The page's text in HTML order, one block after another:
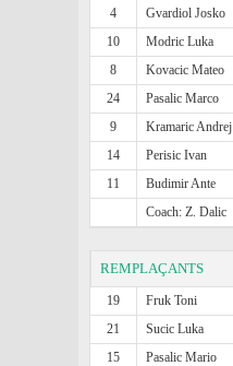
4
Gvardiol Josko
10
Modric Luka
8
Kovacic Mateo
24
Pasalic Marco
9
Kramaric Andrej
14
Perisic Ivan
11
Budimir Ante
Coach: Z. Dalic
REMPLAÇANTS
19 Fruk Toni
21
Sucic Luka
15
Pasalic Mario